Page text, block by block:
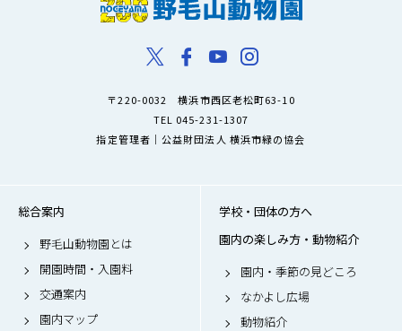
〒220-0032 横浜市西区老松町63-10
TEL 045-231-1307
指定管理者｜公益財団法人 横浜市緑の協会
総合案内
野毛山動物園とは
開園時間・入園料
交通案内
園内マップ
学校・団体の方へ
園内の楽しみ方・動物紹介
園内・季節の見どころ
なかよし広場
動物紹介